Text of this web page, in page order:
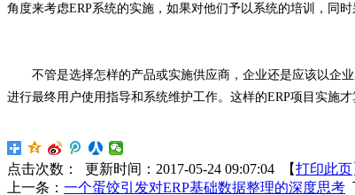
角度来考虑ERP系统的实施，如果对他们予以系统的培训，同
不管是选择怎样的产品或实施供应商，企业还是应该以企业
进行最终用户使用指导和系统维护工作。这样的ERP项目实施才
点击次数： 更新时间：2017-05-24 09:07:04 【打印此页
上一条： 一个蛋饺引发对ERP基础数据整理的深度思考